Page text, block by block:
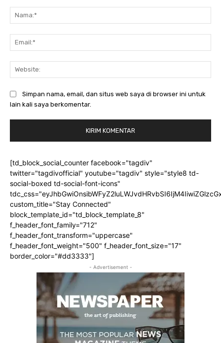
Simpan nama, email, dan situs web saya di browser ini untuk
lain kali saya berkomentar.
[td_block_social_counter facebook="tagdiv"
twitter="tagdivofficial" youtube="tagdiv" style="style8 td-
social-boxed td-social-font-icons"
custom_title="Stay Connected"
block_template_id="td_block_template_8"
f_header_font_family="712"
f_header_font_transform="uppercase"
f_header_font_weight="500" f_header_font_size="17"
border_color="#dd3333"]
- Advertisement -